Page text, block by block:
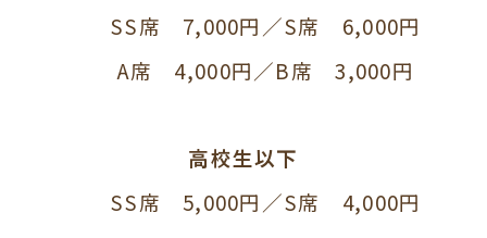
SS席 7,000円／S席 6,000円
A席 4,000円／B席 3,000円
高校生以下
SS席 5,000円／S席 4,000円